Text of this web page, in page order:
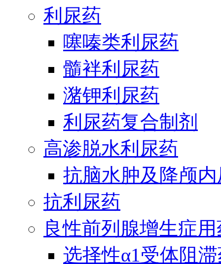
利尿药
噻嗪类利尿药
髓袢利尿药
潴钾利尿药
利尿药复合制剂
高渗脱水利尿药
抗脑水肿及降颅
抗利尿药
良性前列腺增生症
选择性α1受体阻